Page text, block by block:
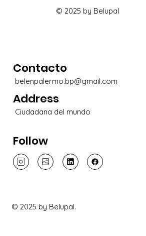
© 2025 by Belupal
Contacto
belenpalermo.bp@gmail.com
Address
Ciudadana del mundo
© 2025 by Belupal.
Follow